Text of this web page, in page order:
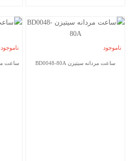
ناموجود
ساعت مردانه سیتیزن BD0048-80A
ناموجود